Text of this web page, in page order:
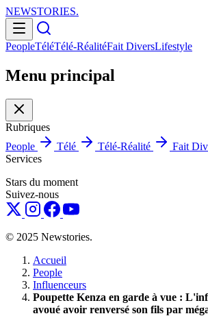
NEWSTORIES.
PeopleTéléTélé-RéalitéFait DiversLifestyle
Menu principal
Rubriques
People
Télé Télé-Réalité Fait
Services
Stars du moment
Suivez-nous
© 2025 Newstories.
Accueil
People
Influenceurs
Poupette Kenza en garde à vue :
avoué avoir renversé son fils par